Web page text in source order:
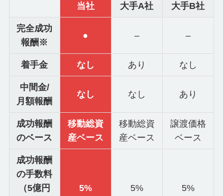
当社 大手A社 大手B社
完全成功
報酬※
● – –
着手金 なし あり なし
中間金/
月額報酬
なし なし あり
成功報酬
のベース
移動総資
産ベース
移動総資
産ベース
譲渡価格
ベース
成功報酬
の手数料
（5億円
5% 5% 5%